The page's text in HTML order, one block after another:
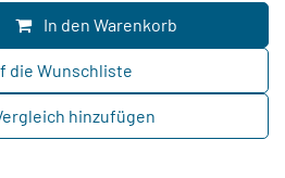
In den Warenkorb
hinzufügen
die Wunschliste